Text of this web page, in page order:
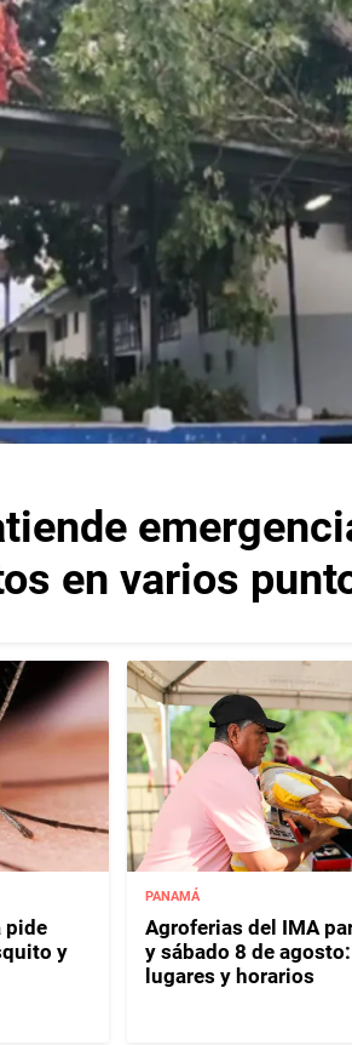
en varios
pide
y
PANAMÁ
Agroferias del IMA
y sábado 8 de
lugares y horarios